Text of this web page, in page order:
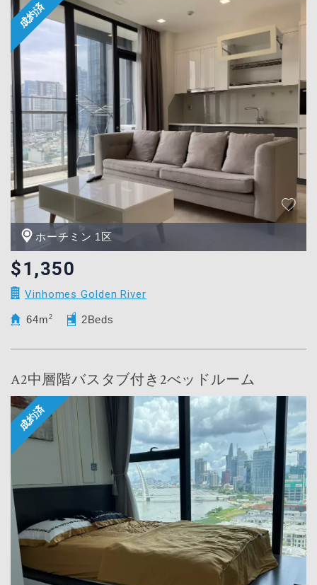
ホーチミン 1区
$1,350
Vinhomes Golden River
64m 2 2Beds
A2中層階バスタブ付き2べッドルーム